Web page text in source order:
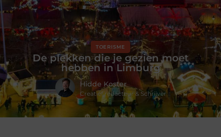
TOERISME
De plekken die je gezien moet
hebben in Limburg
Hidde Koster
Creatief redacteur & Schrijver